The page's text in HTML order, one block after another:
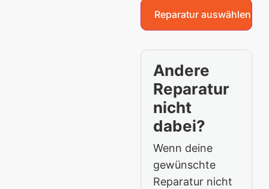
Reparatur auswählen
Andere
Reparatur
nicht
dabei?
Wenn deine
gewünschte
Reparatur nicht